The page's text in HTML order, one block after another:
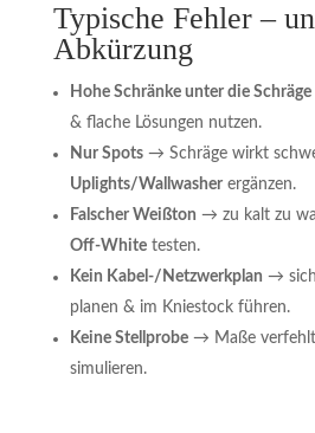
Typische Fehler –
Abkürzung
Hohe Schränke unter die Schräge
& flache Lösungen nutzen.
Nur Spots→ Schräge wirkt
Uplights/Wallwasherergänzen.
Falscher Weißton → zu kalt zu
Off-Whitetesten.
Kein Kabel-/Netzwerkplan →
planen & im Kniestock führen.
Keine Stellprobe→ Maße
simulieren.